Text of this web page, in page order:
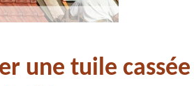
une tuile cassée